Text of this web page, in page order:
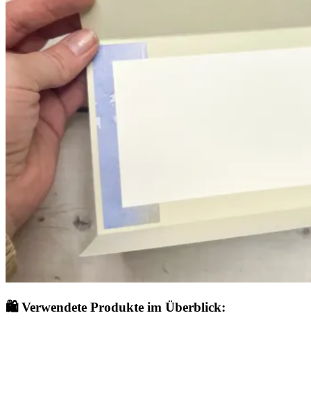
🛍️Verwendete Produkte im Überblick: